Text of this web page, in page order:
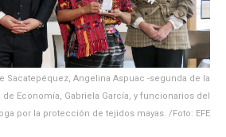
Sacatepéquez, Angelina Aspuac -segunda de la
Economía, Gabriela García, y funcionarios del
por la protección de tejidos mayas. /Foto: EFE